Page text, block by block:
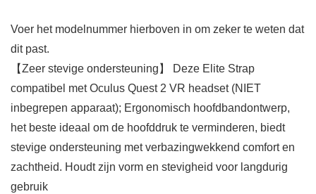
Voer het modelnummer hierboven in om zeker te weten dat
dit past.
【Zeer stevige ondersteuning】 Deze Elite Strap
compatibel met Oculus Quest 2 VR headset (NIET
inbegrepen apparaat); Ergonomisch hoofdbandontwerp,
het beste ideaal om de hoofddruk te verminderen, biedt
stevige ondersteuning met verbazingwekkend comfort en
zachtheid. Houdt zijn vorm en stevigheid voor langdurig
gebruik